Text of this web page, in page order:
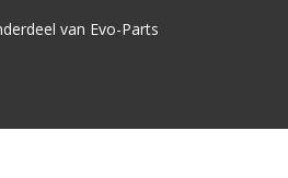
van Evo-Parts